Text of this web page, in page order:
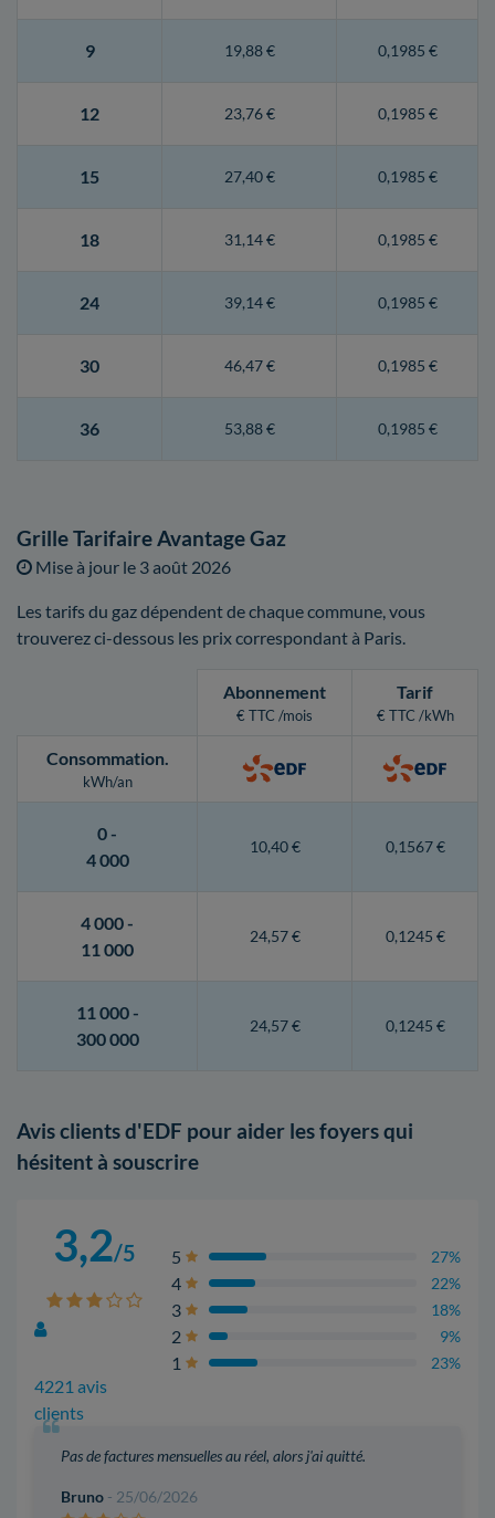
9 19,88 € 0,1985 €
12 23,76 € 0,1985 €
15 27,40 € 0,1985 €
18 31,14 € 0,1985 €
24 39,14 € 0,1985 €
30 46,47 € 0,1985 €
36 53,88 € 0,1985 €
Grille Tarifaire Avantage Gaz
Mise à jour le 3 août 2026
Les tarifs du gaz dépendent de chaque commune, vous
trouverez ci-dessous les prix correspondant à Paris.
Abonnement
€ TTC /mois
Tarif
€ TTC /kWh
Consommation.
kWh/an
0 -
4 000
10,40 € 0,1567 €
4 000 -
11 000
24,57 € 0,1245 €
11 000 -
300 000
24,57 € 0,1245 €
Avis clients d'EDF pour aider les foyers qui
hésitent à souscrire
3,2/5
4221 avis
clients
5 27%
4 22%
3 18%
2 9%
1 23%
Pas de factures mensuelles au réel, alors j'ai quitté.
Bruno - 25/06/2026